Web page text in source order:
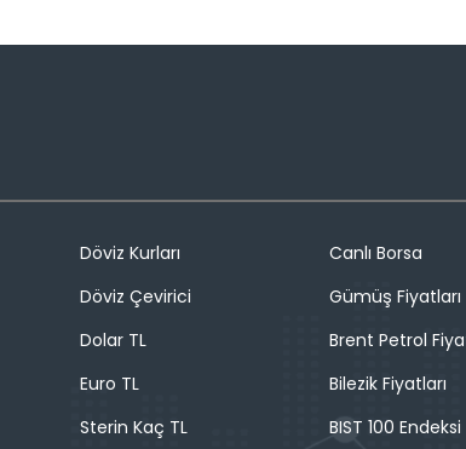
Döviz Kurları
Döviz Çevirici
Dolar TL
Euro TL
Sterin Kaç TL
Canlı Borsa
Gümüş Fiyatları
Brent Petrol
Bilezik Fiyatları
BIST 100 Endeksi